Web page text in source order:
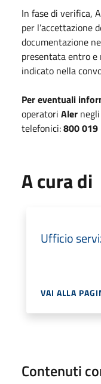
In fase di verifica,
per l’accettazione
documentazione
presentata entro
indicato nella
Per eventuali
operatori Aler
telefonici:800 019
A cura di
Ufficio
VAI ALLA
Contenuti